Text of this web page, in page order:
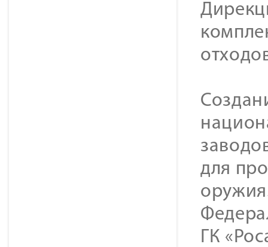
для
ГК